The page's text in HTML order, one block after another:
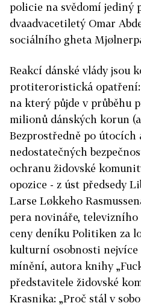
policie na svědomí jediný
dvaadvacetiletý Omar
sociálního gheta
Reakcí dánské vlády jsou
protiteroristická opatření:
na který půjde v průběhu
milionů dánských korun
Bezprostředně po
nedostatečných
ochranu židovské
opozice - z úst předsedy
Larse Løkkeho
pera novináře,
ceny deníku Politiken za
kulturní osobnosti
mínění, autora knihy
představitele židovské
Krasnika: „Proč stál v